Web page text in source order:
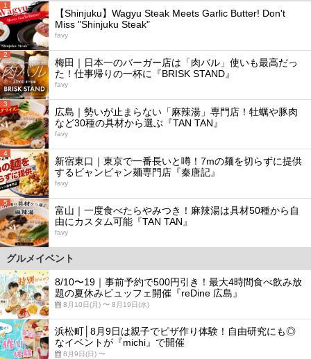
1
【Shinjuku】Wagyu Steak Meets Garlic Butter! Don't
Miss "Shinjuku Steak"
favy
2
梅田｜日本一のバーガー店は「肉バル」使いも最高だっ
た！仕事帰りの一杯に『BRISK STAND』
favy
3
広島｜勢いが止まらない「麻辣湯」専門店！牡蠣や豚肉
など30種の具材から選ぶ『TAN TAN』
favy
4
新宿東口｜東京で一番長いと噂！7mの麺を切らずに提供
するビャンビャン麺専門店『秦唐記』
favy
5
富山｜一度食べたらやみつき！麻辣湯は具材50種から自
由にカスタム可能『TAN TAN』
favy
グルメイベント
8/10〜19｜事前予約で500円引き！最大4時間食べ飲み放
題の夏休みビュッフェ開催『reDine 広島』
8月10日(月) 〜 8月19日(水)
浜松町│8月9日は親子でピザ作り体験！自由研究にも◎
なイベントが『michi』で開催
8月9日(日) 〜